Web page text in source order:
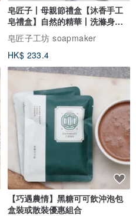
皂匠子丨母親節禮盒【沐香手工
皂禮盒】自然的精華丨洗滌身心
疲憊
皂匠子工坊 soapmaker
HK$ 233.4
【巧遇農情】黑糖可可飲沖泡包
盒裝或散裝優惠組合